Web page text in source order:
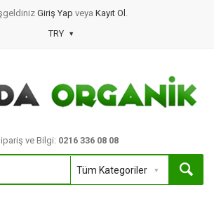
Giriş Yap veya Kayıt Ol .
TRY
ve Bilgi: 0216 336 08 08